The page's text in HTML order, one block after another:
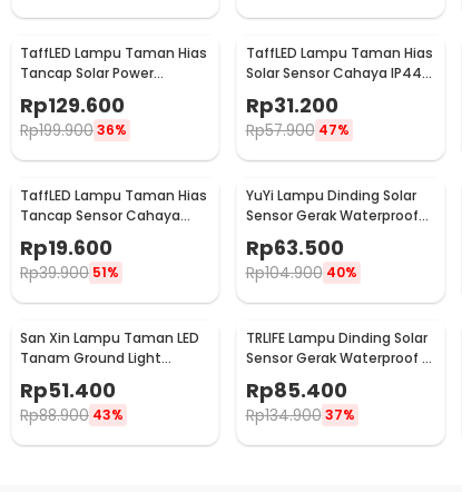
TaffLED Lampu Taman Hias
Tancap Solar Power
Waterproof 10 LED 2835 -
TS-G2202
Rp129.600
Rp199.90036%
TaffLED Lampu Taman Hias
Solar Sensor Cahaya IP44
Warm White 4 PCS - L20
Rp31.200
Rp57.900 47%
TaffLED Lampu Taman Hias
Tancap Sensor Cahaya
Solar Power Waterproof -
EM300
Rp19.600
Rp39.900 51%
YuYi Lampu Dinding Solar
Sensor Gerak Waterproof
COB 100LED Cool White -
SMT-F100
Rp63.500
Rp104.900 40%
San Xin Lampu Taman LED
Tanam Ground Light
White - SX120
Rp51.400
Rp88.900 43%
TRLIFE Lampu Dinding Solar
Sensor Gerak Waterproof 4
LED Cool White 4W - K7004
Rp85.400
Rp134.900 37%